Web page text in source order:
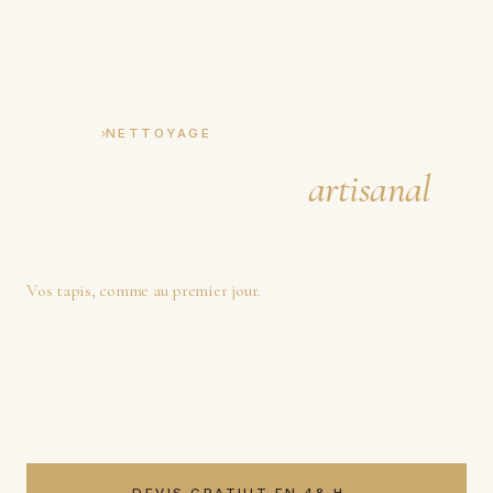
›NETTOYAGE
artisanal,
Vos tapis, comme au premier jour.